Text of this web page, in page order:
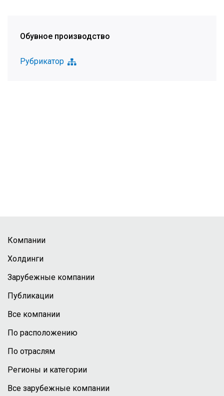
Обувное производство
Рубрикатор
Компании
Холдинги
Зарубежные компании
Публикации
Все компании
По расположению
По отраслям
Регионы и категории
Все зарубежные компании